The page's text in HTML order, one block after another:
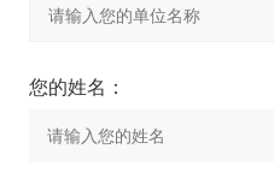
您的姓名：